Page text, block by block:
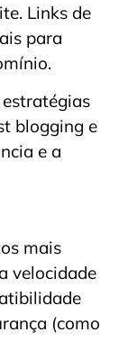
Links de
para
blogging e
e a
mais
velocidade
(como